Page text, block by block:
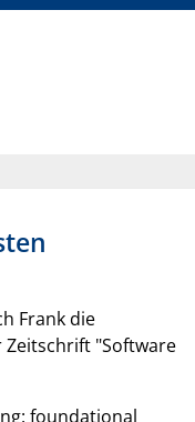
Frank die
Zeitschrift "Software
foundational